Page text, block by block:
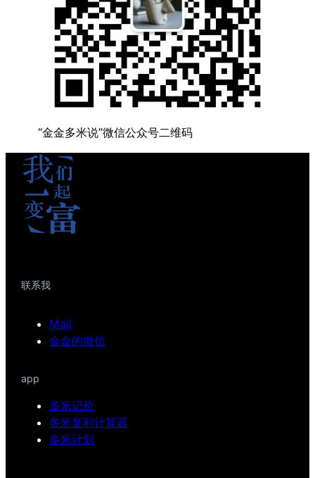
“金金多米说”微信公众号二维码
联系我
Mail
金金的微信
app
多米记价
多米复利计算器
多米计划